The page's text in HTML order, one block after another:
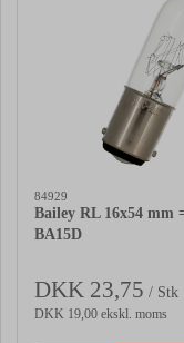
84929
Bailey RL 16x54 mm
BA15D
DKK 23,75 / Stk
DKK 19,00 ekskl. moms